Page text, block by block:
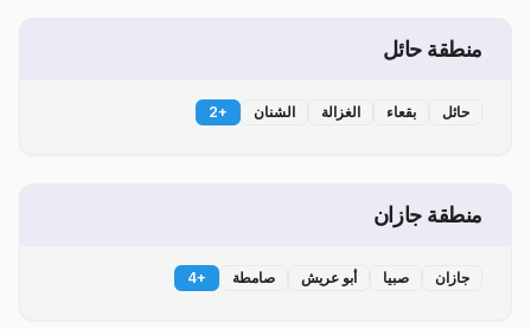
منطقة حائل
حائل بقعاء الغزالة الشنان +
2
منطقة جازان
جازان صبيا أبو عريش صامطة +
4